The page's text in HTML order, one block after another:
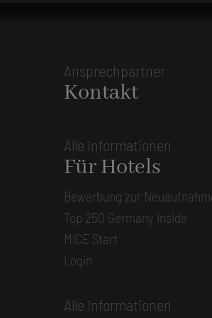
Ansprechpartner
Kontakt
Alle Informationen
Für Hotels
Bewerbung zur
Top 250 Germany Inside
MICE Start
Login
Alle Informationen